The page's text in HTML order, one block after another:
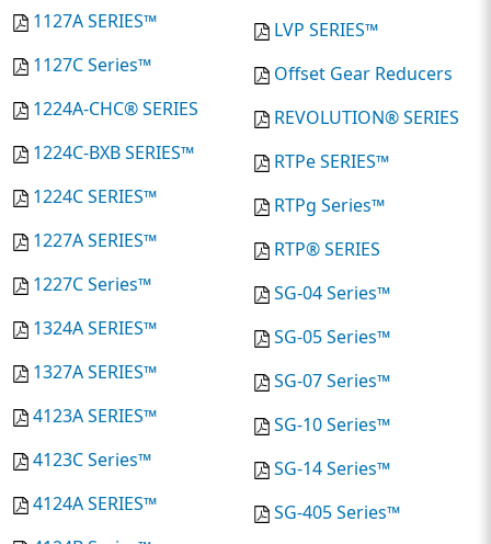
1127A SERIES™
1127C Series™
1224A-CHC® SERIES
1224C-BXB SERIES™
1224C SERIES™
1227A SERIES™
1227C Series™
1324A SERIES™
1327A SERIES™
4123A SERIES™
4123C Series™
4124A SERIES™
LVP SERIES™
Offset Gear Reducers
REVOLUTION® SERIES
RTPe SERIES™
RTPg Series™
RTP® SERIES
SG-04 Series™
SG-05 Series™
SG-07 Series™
SG-10 Series™
SG-14 Series™
SG-405 Series™